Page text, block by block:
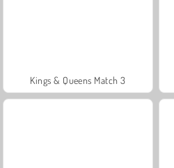
Kings & Queens Match 3